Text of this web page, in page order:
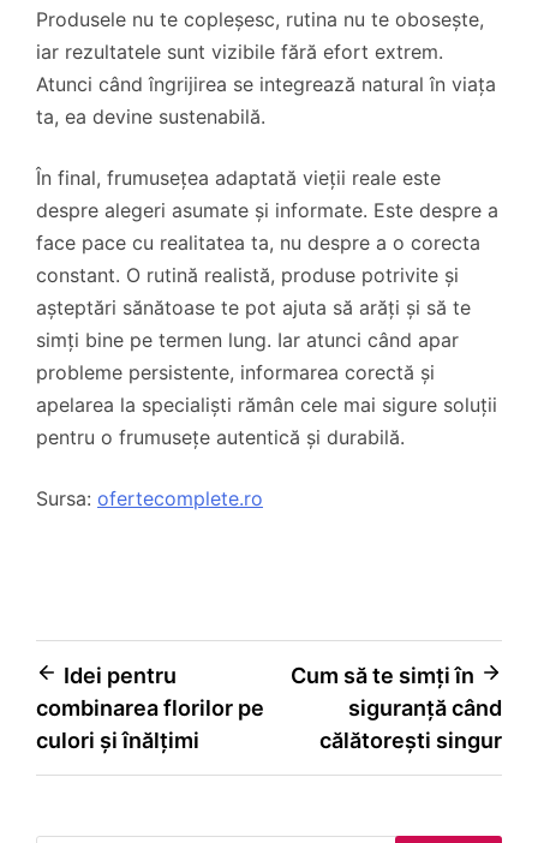
Produsele nu te copleșesc, rutina nu te obosește,
iar rezultatele sunt vizibile fără efort extrem.
Atunci când îngrijirea se integrează natural în viața
ta, ea devine sustenabilă.
În final, frumusețea adaptată vieții reale este
despre alegeri asumate și informate. Este despre a
face pace cu realitatea ta, nu despre a o corecta
constant. O rutină realistă, produse potrivite și
așteptări sănătoase te pot ajuta să arăți și să te
simți bine pe termen lung. Iar atunci când apar
probleme persistente, informarea corectă și
apelarea la specialiști rămân cele mai sigure soluții
pentru o frumusețe autentică și durabilă.
Sursa: ofertecomplete.ro
Navigare
în
articole
Idei pentru
combinarea florilor pe
culori și înălțimi
Cum să te simți în
siguranță când
călătorești singur